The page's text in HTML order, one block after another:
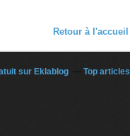
Retour à l'accueil
sur Eklablog Top articles